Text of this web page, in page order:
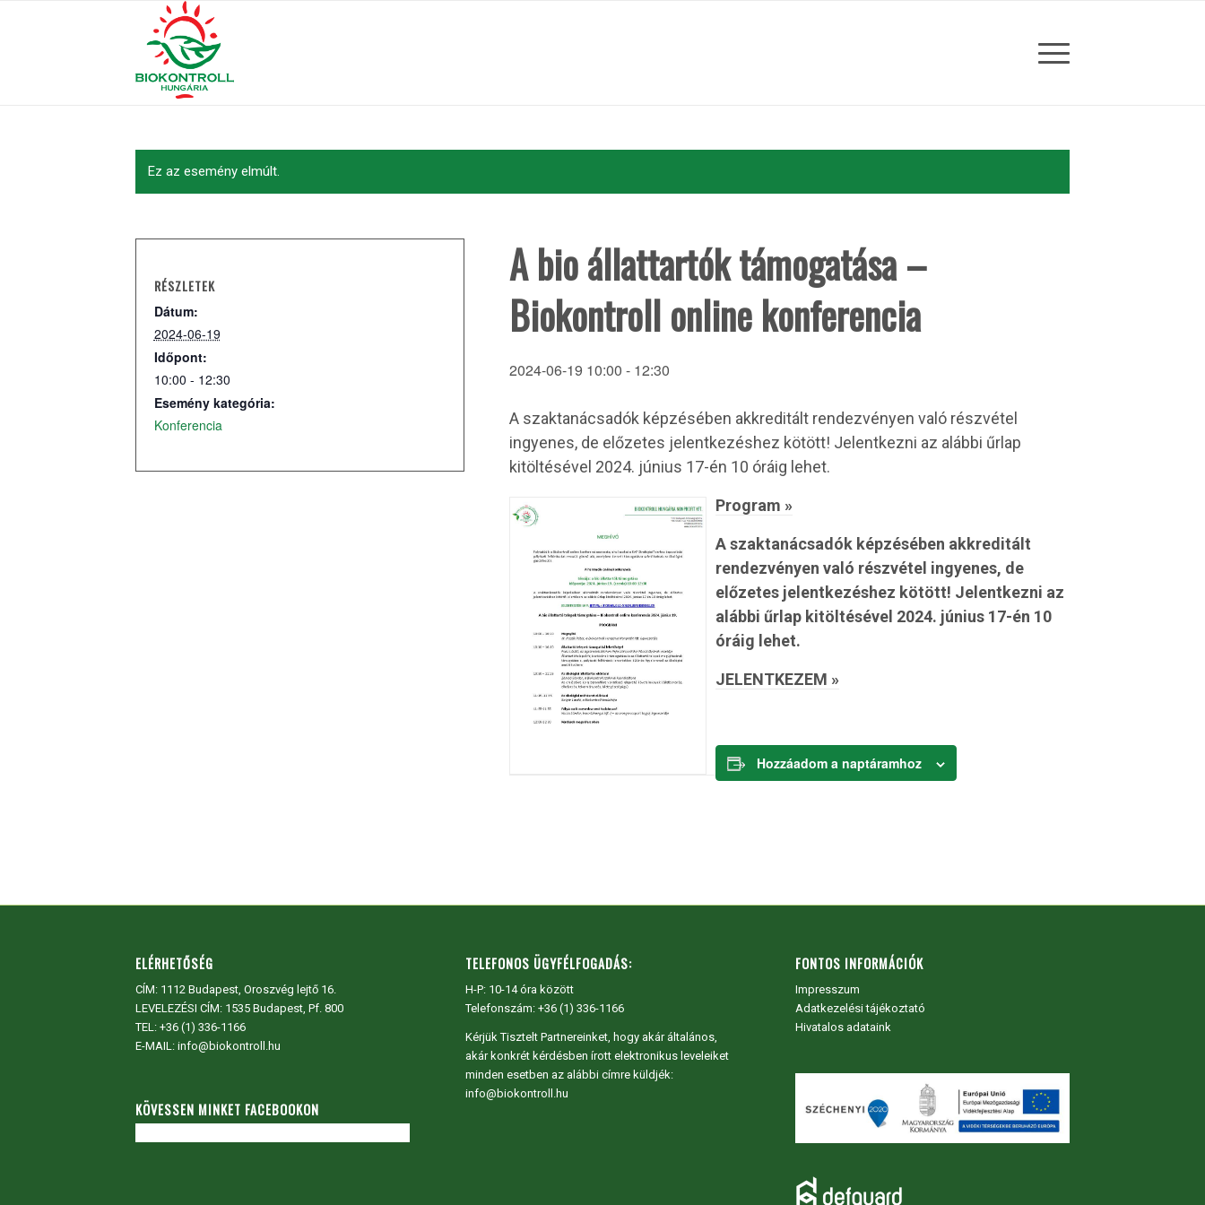
Ez az esemény elmúlt.
A bio állattartók támogatása –
Biokontroll online konferencia
2024-06-19 10:00 - 12:30
A szaktanácsadók képzésében akkreditált rendezvényen való részvétel
ingyenes, de előzetes jelentkezéshez kötött! Jelentkezni az alábbi űrlap
kitöltésével 2024. június 17-én 10 óráig lehet.
Program »
A szaktanácsadók képzésében akkreditált
rendezvényen való részvétel ingyenes, de
előzetes jelentkezéshez kötött! Jelentkezni az
alábbi űrlap kitöltésével 2024. június 17-én 10
óráig lehet.
JELENTKEZEM »
Hozzáadom a naptáramhoz
RÉSZLETEK
Dátum:
2024-06-19
Időpont:
10:00 - 12:30
Esemény kategória:
Konferencia
ELÉRHETŐSÉG
CÍM: 1112 Budapest, Oroszvég lejtő 16.
LEVELEZÉSI CÍM: 1535 Budapest, Pf. 800
TEL: +36 (1) 336-1166
E-MAIL: info@biokontroll.hu
KÖVESSEN MINKET FACEBOOKON
TELEFONOS ÜGYFÉLFOGADÁS:
H-P: 10-14 óra között
Telefonszám: +36 (1) 336-1166
Kérjük Tisztelt Partnereinket, hogy akár általános,
akár konkrét kérdésben írott elektronikus leveleiket
minden esetben az alábbi címre küldjék:
info@biokontroll.hu
FONTOS INFORMÁCIÓK
Impresszum
Adatkezelési tájékoztató
Hivatalos adataink